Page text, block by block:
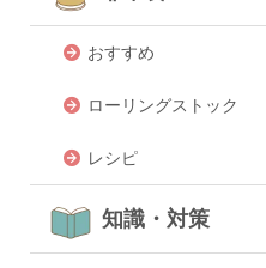
おすすめ
ローリングストック
レシピ
知識・対策